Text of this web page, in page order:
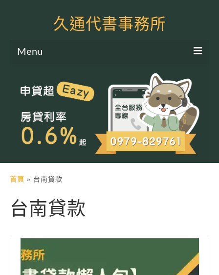
久通代書事務所
Menu
土地二胎申貸
房屋二胎申貸
軍公教貸款
土地貸款
房屋貸款
信用貸款
代書貸款
精選知識
首頁 » 台南貸款
台南貸款